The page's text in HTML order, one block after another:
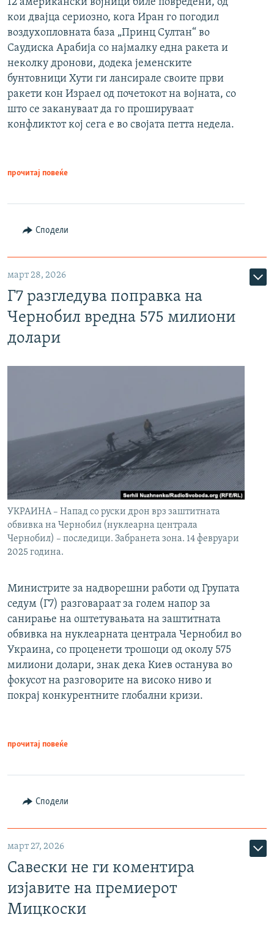
кои двајца сериозно, кога Иран го погодил
воздухопловната база „Принц Султан“ во
Саудиска Арабија со најмалку една ракета и
неколку дронови, додека јеменските
бунтовници Хути ги лансирале своите први
ракети кон Израел од почетокот на војната, со
што се закануваат да го прошируваат
конфликтот кој сега е во својата петта недела.
прочитај повеќе
Сподели
март 28, 2026
Г7 разгледува поправка на
Чернобил вредна 575 милиони
долари
УКРАИНА – Напад со руски дрон врз заштитната
обвивка на Чернобил (нуклеарна централа
Чернобил) – последици. Забранета зона. 14 февруари
2025 година.
Министрите за надворешни работи од Групата
седум (Г7) разговараат за голем напор за
санирање на оштетувањата на заштитната
обвивка на нуклеарната централа Чернобил во
Украина, со проценети трошоци од околу 575
милиони долари, знак дека Киев останува во
фокусот на разговорите на високо ниво и
покрај конкурентните глобални кризи.
прочитај повеќе
Сподели
март 27, 2026
Савески не ги коментира
изјавите на премиерот
Мицкоски